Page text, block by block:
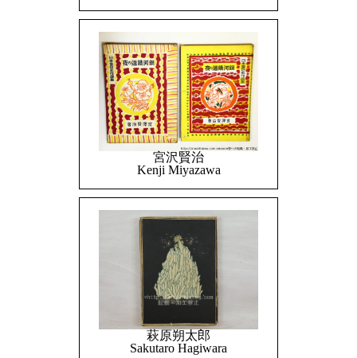
宮沢賢治
Kenji Miyazawa
萩原朔太郎
Sakutaro Hagiwara